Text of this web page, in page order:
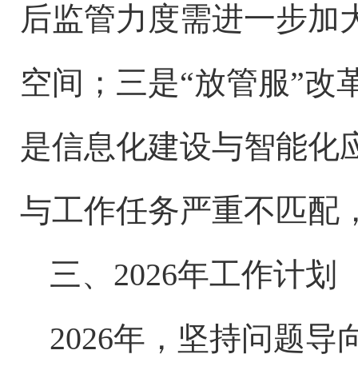
后监管力度需进一步加
空间；三是“放管服”改
是信息化建设与智能化
与工作任务严重不匹配
三、 2026年工作计划
2026年，坚持问题导